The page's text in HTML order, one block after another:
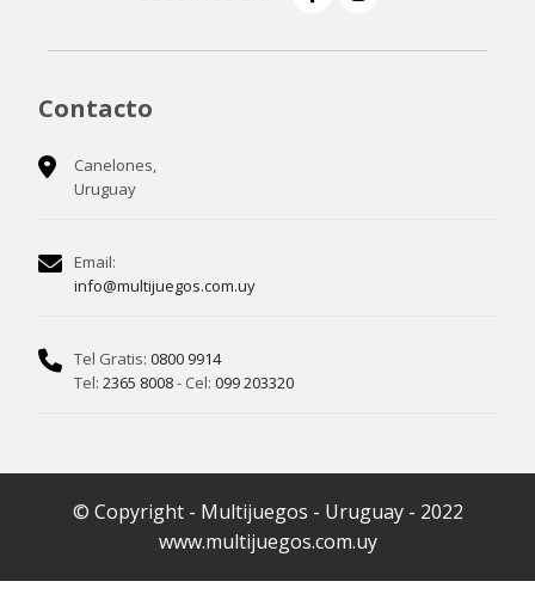
Contacto
Canelones,
Uruguay
Email:
info@multijuegos.com.uy
Tel Gratis: 0800 9914
Tel: 2365 8008- Cel: 099 203320
© Copyright - Multijuegos - Uruguay - 2022
www.multijuegos.com.uy